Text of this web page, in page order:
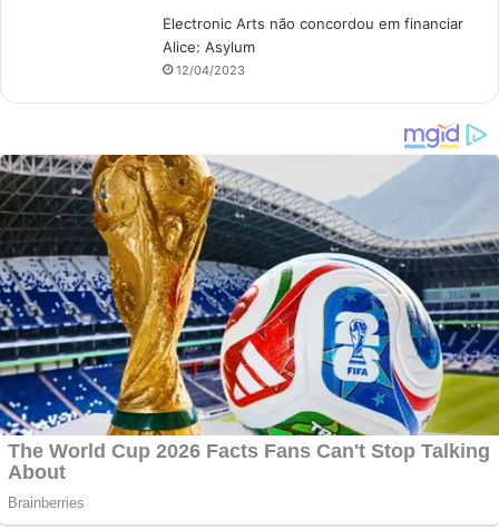
Electronic Arts não concordou em financiar
Alice: Asylum
12/04/2023